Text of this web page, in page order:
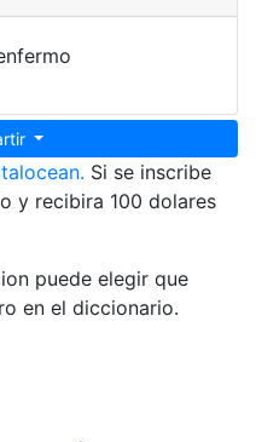
Si se inscribe
y recibira 100 dolares
puede elegir que
en el diccionario.